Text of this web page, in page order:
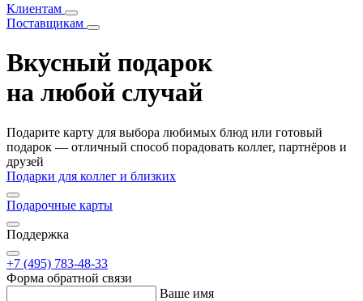
Клиентам
Поставщикам
Вкусный подарок
на любой случай
Подарите карту для выбора любимых блюд или готовый
подарок — отличный способ порадовать коллег, партнёров и
друзей
Подарки для коллег и близких
Подарочные карты
Поддержка
+7 (495) 783-48-33
Форма обратной связи
Ваше имя